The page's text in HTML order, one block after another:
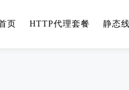
页 HTTP代理套餐 静态